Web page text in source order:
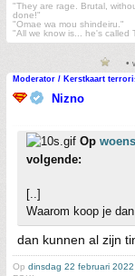
"They are rage. Brutal,
done!"
"Omae wa mou shindeiru."
"All we know is... he's called
•
Moderator / Kerstkaart
Nizno
Op
volgende:
[..]
Waarom koop je
dan kunnen al zijn
Op dinsdag 22 februari